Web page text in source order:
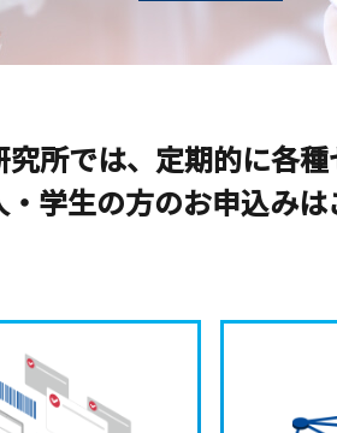
所では、 定期的に各種
学⽣の方のお申込みは